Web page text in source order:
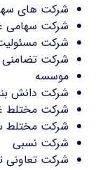
شرکت های
شرکت سهامی
شرکت
شرکت تضامنی
موسسه
شرکت دانش
شرکت مختلط
شرکت مختلط
شرکت نسبی
شرکت تعاونی